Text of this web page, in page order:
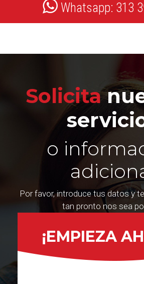
Whatsapp: 313
Solicita
o
Por favor, introduce tus datos y
tan pronto nos sea
¡EMPIEZA